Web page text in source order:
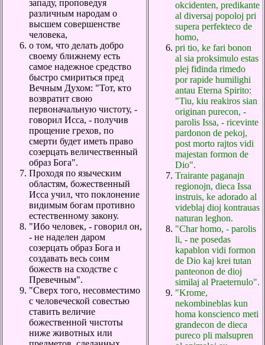
западу, проповедуя
различным народам о
высшем совершенстве
человека,
о том, что делать добро
своему ближнему есть
самое надежное средство
быстро смириться пред
Вечным Духом: "Тот, кто
возвратит свою
первоначальную чистоту, -
говорил Исса, - получив
прощение грехов, по
смерти будет иметь право
созерцать величественный
образ Бога".
Проходя по языческим
областям, божественный
Исса учил, что поклонение
видимым богам противно
естественному закону.
"Ибо человек, - говорил он,
- не наделен даром
созерцать образ Бога и
создавать весь сонм
божеств на сходстве с
Превечным".
"Сверх того, несовместимо
с человеческой совестью
ставить величие
божественной чистоты
ниже животных или
okcidenten, predikante
al diversaj popoloj pri
supera perfekteco de
homo,
pri tio, ke fari bonon
al sia proksimulo estas
plej fidinda rimedo
por rapide humilighi
antau Eterna Spirito:
"Tiu, kiu reakiros sian
originan purecon, -
parolis Issa, - ricevinte
pardonon de pekoj,
post morto rajtos vidi
majestan formon de
Dio".
Trairante paganajn
regionojn, dieca Issa
instruis, ke adorado al
videblaj dioj kontrauas
naturan leghon.
"Char homo, - parolis
li, - ne posedas
kapablon vidi formon
de Dio kaj krei tutan
panteonon de dioj
similaj al Praeternulo".
"Krome,
nekombineblas kun
homa konscienco meti
grandecon de dieca
pureco pli malsupren